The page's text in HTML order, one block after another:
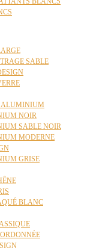
SABLE
ALUMINIUM
NOIR
SABLE NOIR
MODERNE
GRISE
BLANC